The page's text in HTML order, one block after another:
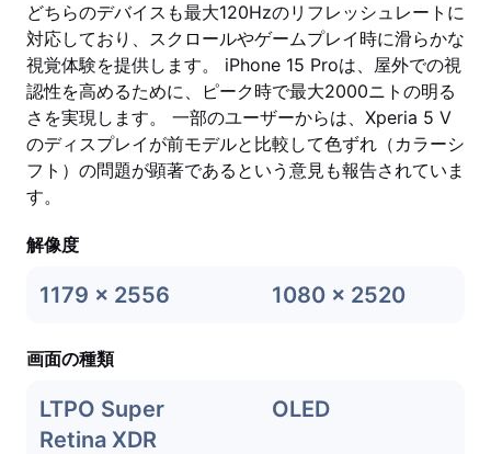
どちらのデバイスも最大120Hzのリフレッシュレートに
対応しており、スクロールやゲームプレイ時に滑らかな
視覚体験を提供します。 iPhone 15 Proは、屋外での視
認性を高めるために、ピーク時で最大2000ニトの明る
さを実現します。 一部のユーザーからは、Xperia 5 V
のディスプレイが前モデルと比較して色ずれ（カラーシ
フト）の問題が顕著であるという意見も報告されていま
す。
解像度
1179 x 2556 1080 x 2520
画面の種類
LTPO Super
Retina XDR
OLED